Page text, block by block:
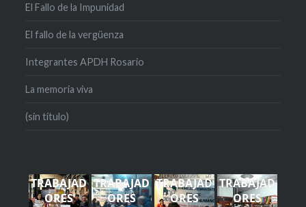
El Fallo de la Impunidad
El fallo de la vergüenza
Integrantes APDH Rosario
La memoria viva
(sin título)
TRABAJAD
ORES
TRABAJAD
ORES
TRABAJAD
ORES
TRABAJAD
ORES